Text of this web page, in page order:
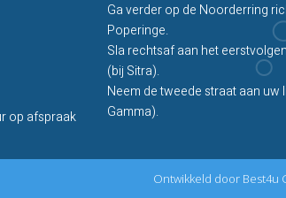
op afspraak
Ga verder op de Noorderring
Poperinge.
Sla rechtsaf aan het
(bij Sitra).
Neem de tweede straat aan uw
Gamma).
Ontwikkeld door Best4u